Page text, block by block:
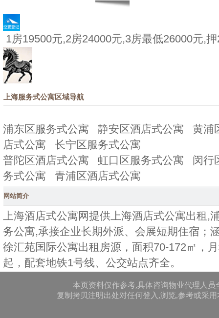
1房19500元,2房24000元,3房最低26000元,
上海服务式公寓区域导航
浦东区服务式公寓 静安区酒店式公寓
黄浦
店式公寓
长宁区服务式公寓
普陀区酒店式公寓
虹口区服务式公寓
闵行
务式公寓
青浦区酒店式公寓
网站简介
上海酒店式公寓网提供上海酒店式公寓出租,
务公寓,承接企业长期外派、会展短期住宿；
徐汇苑国际公寓出租房源，面积70-172㎡，
起，配套地铁1号线、公交站点齐全。
本页资料仅作参考,具体咨询物业代理人员
复制拷贝注明出处对任何登入,浏览,参考或采